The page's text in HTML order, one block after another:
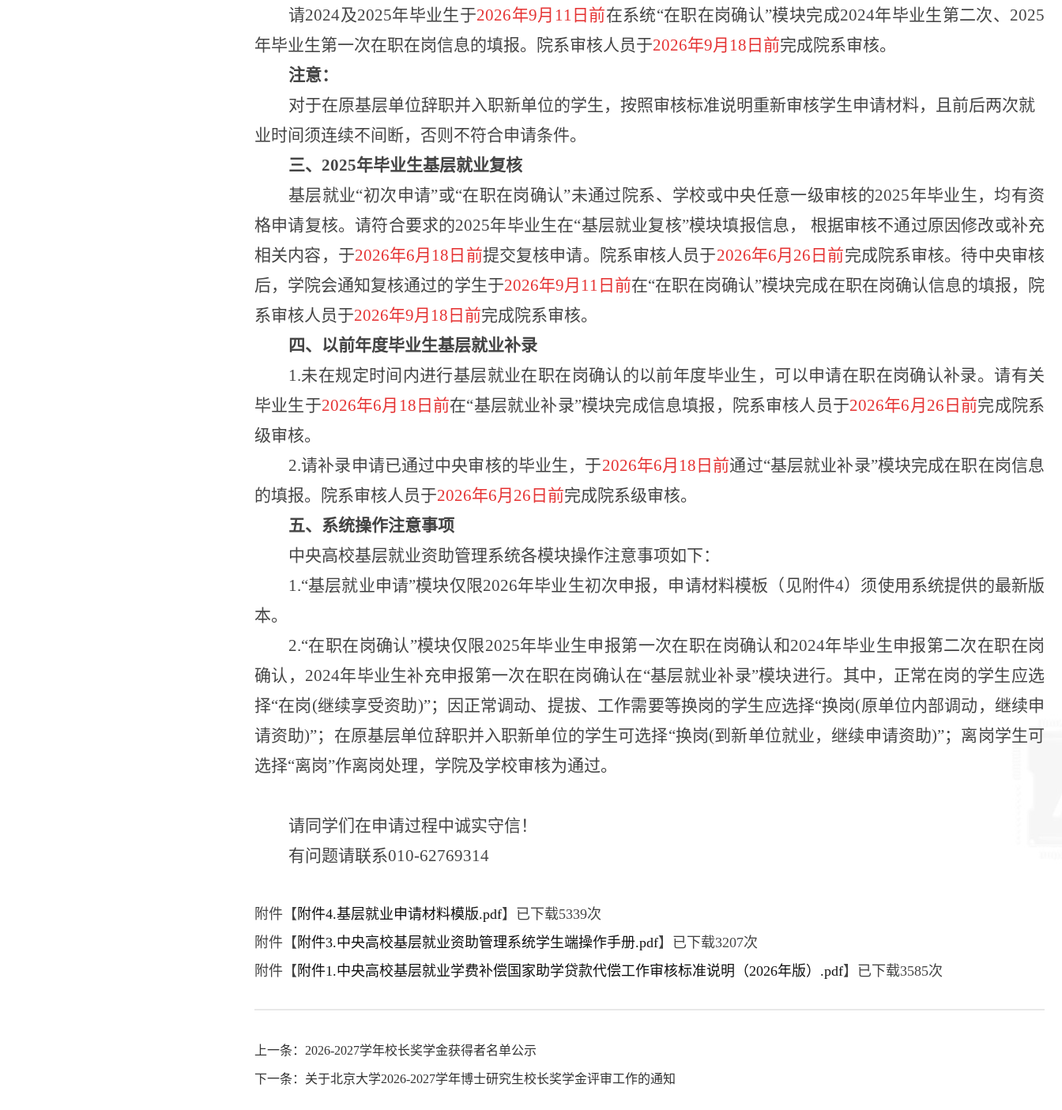
请2024及2025年毕业生于2026年9月11日前在系统“在职在岗确认”模块完成2024年毕业生第二次、2025
年毕业生第一次在职在岗信息的填报。院系审核人员于2026年9月18日前完成院系审核。
注意：
对于在原基层单位辞职并入职新单位的学生，按照审核标准说明重新审核学生申请材料，且前后两次就
业时间须连续不间断，否则不符合申请条件。
三、 2025年毕业生基层就业复核
基层就业“初次申请”或“在职在岗确认”未通过院系、学校或中央任意一级审核的2025年毕业生，均有资
格申请复核。请符合要求的2025年毕业生在“基层就业复核”模块填报信息， 根据审核不通过原因修改或补充
相关内容，于2026年6月18日前提交复核申请。院系审核人员于2026年6月26日前完成院系审核。待中央审核
后， 学院会通知复核通过的学生于2026年9月11日前在“在职在岗确认”模块完成在职在岗确认信息的填报，院
系审核人员于2026年9月18日前完成院系审核。
四、以前年度毕业生基层就业补录
1.未在规定时间内进行基层就业在职在岗确认的以前年度毕业生，可以申请在职在岗确认补录。请有关
毕业生于2026年6月18日前在“基层就业补录”模块完成信息填报，院系审核人员于2026年6月26日前完成院系
级审核。
2.请补录申请已通过中央审核的毕业生，于2026年6月18日前通过“基层就业补录”模块完成在职在岗信息
的填报。院系审核人员于2026年6月26日前完成院系级审核。
五、系统操作注意事项
中央高校基层就业资助管理系统各模块操作注意事项如下：
1.“基层就业申请”模块仅限2026年毕业生初次申报，申请材料模板（见附件4）须使用系统提供的最新版
本。
2.“在职在岗确认”模块仅限2025年毕业生申报第一次在职在岗确认和2024年毕业生申报第二次在职在岗
确认，2024年毕业生补充申报第一次在职在岗确认在“基层就业补录”模块进行。其中，正常在岗的学生应选
择“在岗(继续享受资助)”；因正常调动、提拔、工作需要等换岗的学生应选择“换岗(原单位内部调动，继续申
请资助)”；在原基层单位辞职并入职新单位的学生可选择“换岗(到新单位就业，继续申请资助)”；离岗学生可
选择“离岗”作离岗处理，学院及学校审核为通过。
请同学们在申请过程中诚实守信！
有问题请联系010-62769314
附件【 附件4.基层就业申请材料模版.pdf】已下载5339次
附件【 附件3.中央高校基层就业资助管理系统学生端操作手册.pdf】已下载3207次
附件【 附件1.中央高校基层就业学费补偿国家助学贷款代偿工作审核标准说明（2026年版）.pdf】已下载3585次
上一条： 2026-2027学年校长奖学金获得者名单公示
下一条： 关于北京大学2026-2027学年博士研究生校长奖学金评审工作的通知